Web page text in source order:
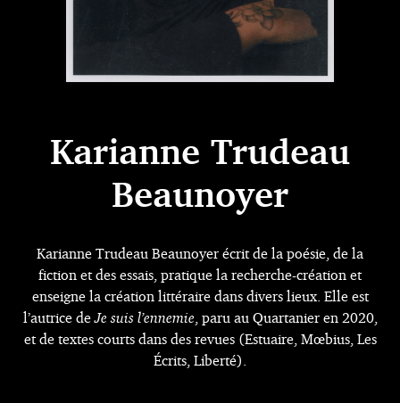
Karianne Trudeau
Beaunoyer
Karianne Trudeau Beaunoyer écrit de la poésie, de la
fiction et des essais, pratique la recherche-création et
enseigne la création littéraire dans divers lieux. Elle est
l’autrice deJe suis l’ennemie, paru au Quartanier en 2020,
et de textes courts dans des revues (Estuaire, Mœbius, Les
Écrits, Liberté).